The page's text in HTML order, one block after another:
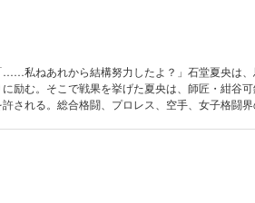
私ねあれから結構努力したよ？」石堂夏央は
励む。そこで戦果を挙げた夏央は、師匠・紺谷可
される。総合格闘、プロレス、空手、女子格闘